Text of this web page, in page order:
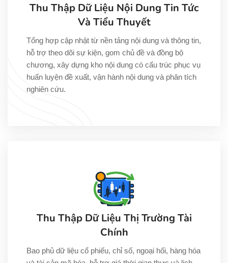
Thu Thập Dữ Liệu Nội Dung Tin Tức
Và Tiểu Thuyết
Tổng hợp cập nhật từ nền tảng nội dung và thông tin,
hỗ trợ theo dõi sự kiện, gom chủ đề và đồng bộ
chương, xây dựng kho nội dung có cấu trúc phục vụ
huấn luyện đề xuất, vận hành nội dung và phân tích
nghiên cứu.
Thu Thập Dữ Liệu Thị Trường Tài
Chính
Bao phủ dữ liệu cổ phiếu, chỉ số, ngoại hối, hàng hóa